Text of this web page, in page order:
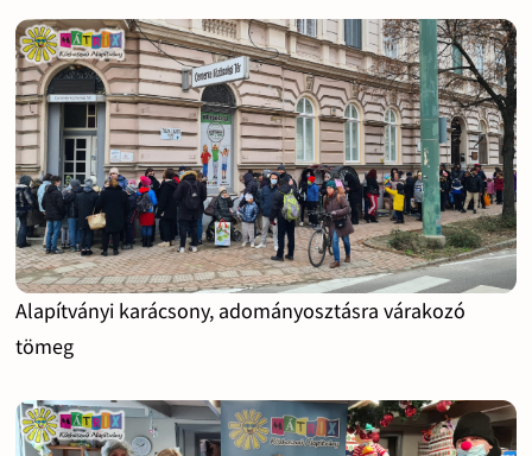
Alapítványi karácsony, adományosztásra várakozó
tömeg